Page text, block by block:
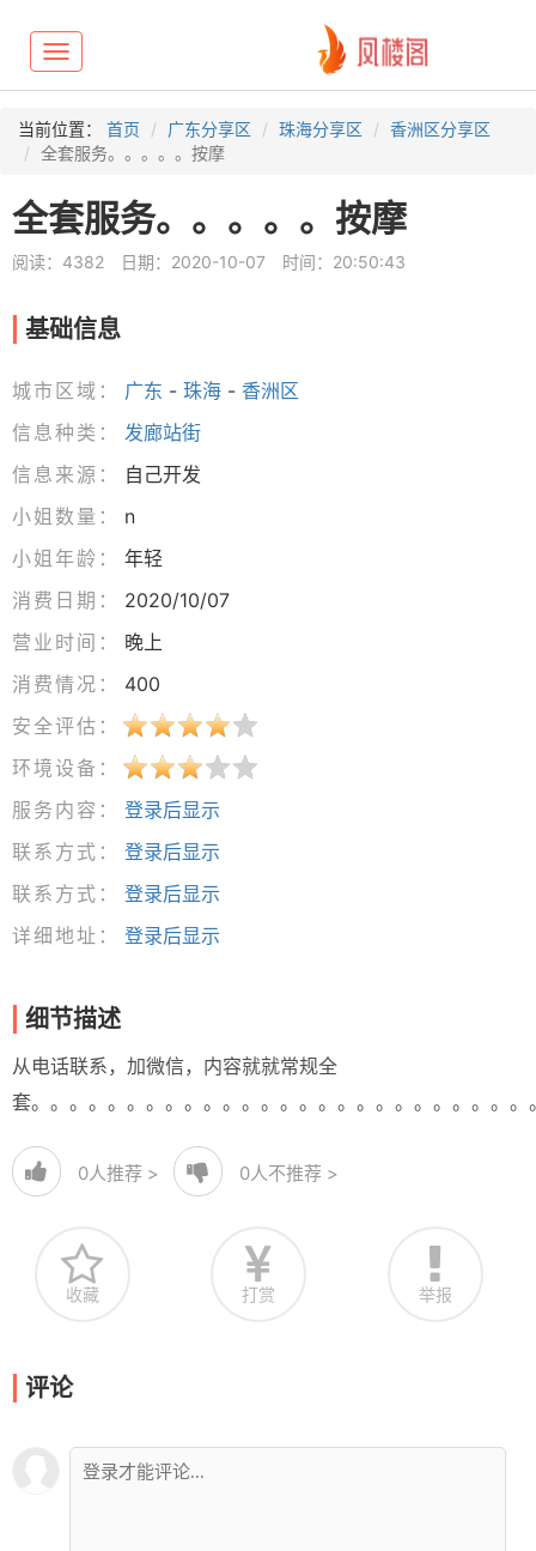
Toggle
navigation
当前位置： 首页 广东分享区 珠海分享区
香洲区分享区
全套服务。。。。。按摩
全套服务。。。。。按摩
阅读：4382 日期：2020-10-07 时间：20:50:43
基础信息
城市区域： 广东 - 珠海 - 香洲区
信息种类：
发廊站街
信息来源：
自己开发
小姐数量：
n
小姐年龄：
年轻
消费日期：
2020/10/07
营业时间：
晚上
消费情况：
400
安全评估：
环境设备：
服务内容：
登录后显示
联系方式：
登录后显示
联系方式：
登录后显示
详细地址：
登录后显示
细节描述
从电话联系，加微信，内容就就常规全
套。。。。。。。。。。。。。。。。。。。。。。。。。
0人推荐 > 0人不推荐 >
收藏 打赏 举报
评论